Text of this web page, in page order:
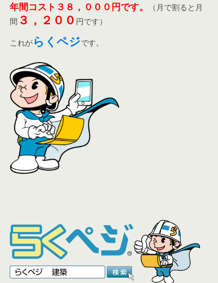
年間コスト３８，０００円です。
（月で割ると月
間 ３，２００ 円です）
これがらくペジです。